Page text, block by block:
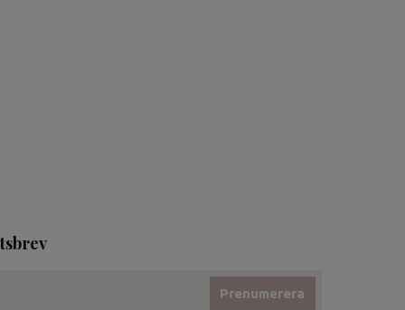
Prenumerera